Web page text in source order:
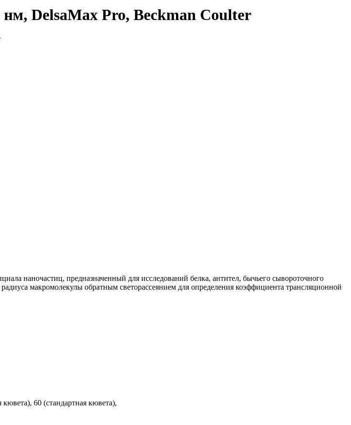
нм, DelsaMax Pro, Beckman Coulter
наночастиц, предназначенный для исследований белка, антител, бычьего сывороточного
макромолекулы обратным светорассеянием для определения коэффициента трансляционной
60 (стандартная кювета),